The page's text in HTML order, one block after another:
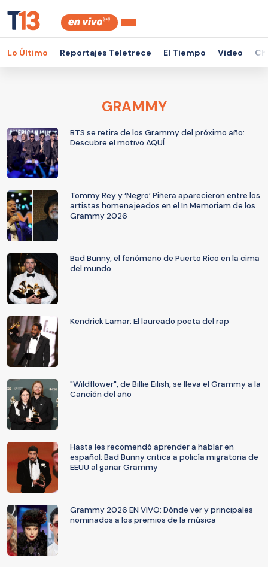
Lo Último Reportajes Teletrece El Tiempo Video
GRAMMY
BTS se retira de los Grammy del próximo año:
Descubre el motivo AQUÍ
Tommy Rey y ‘Negro’ Piñera aparecieron entre los
artistas homenajeados en el In Memoriam de los
Grammy 2026
Bad Bunny, el fenómeno de Puerto Rico en la cima
del mundo
Kendrick Lamar: El laureado poeta del rap
"Wildflower", de Billie Eilish, se lleva el Grammy a la
Canción del año
Hasta les recomendó aprender a hablar en
español: Bad Bunny critica a policía migratoria de
EEUU al ganar Grammy
Grammy 2026 EN VIVO: Dónde ver y principales
nominados a los premios de la música